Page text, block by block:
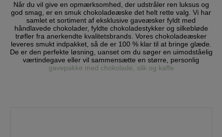
Når du vil give en opmærksomhed, der udstråler ren luksus og
god smag, er en smuk chokoladeæske det helt rette valg. Vi har
samlet et sortiment af eksklusive gaveæsker fyldt med
håndlavede chokolader, fyldte chokoladestykker og silkebløde
trøfler fra anerkendte kvalitetsbrands. Vores chokoladeæsker
leveres smukt indpakket, så de er 100 % klar til at bringe glæde.
De er den perfekte løsning, uanset om du søger en uimodståelig
værtindegave eller vil sammensætte en større, personlig
gavepakke med chokolade, slik og kaffe